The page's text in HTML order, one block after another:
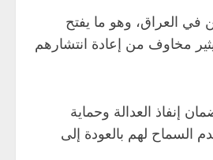
“تركيا رفضت استلام 165 إرهابياً من رعاياها محتجزين في العراق، وهو ما يفتح
مخاوف من إعادة انتشارهم
إنفاذ العدالة وحماية
السماح لهم بالعودة إلى